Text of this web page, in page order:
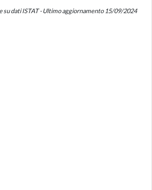
su dati ISTAT - Ultimo aggiornamento 15/09/2024